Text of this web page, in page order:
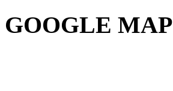
GOOGLE MAP